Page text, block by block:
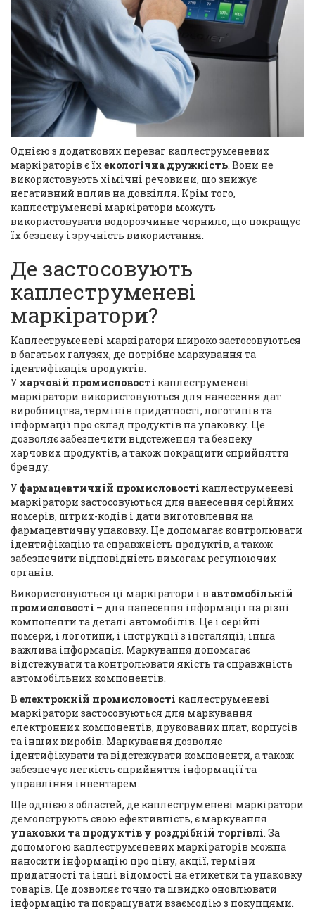
Однією з додаткових переваг каплеструменевих
маркіраторів є їх екологічна дружність. Вони не
використовують хімічні речовини, що знижує
негативний вплив на довкілля. Крім того,
каплеструменеві маркіратори можуть
використовувати водорозчинне чорнило, що покращує
їх безпеку і зручність використання.
Де застосовують
каплеструменеві
маркіратори?
Каплеструменеві маркіратори широко застосовуються
в багатьох галузях, де потрібне маркування та
ідентифікація продуктів.
У харчовій промисловості каплеструменеві
маркіратори використовуються для нанесення дат
виробництва, термінів придатності, логотипів та
інформації про склад продуктів на упаковку. Це
дозволяє забезпечити відстеження та безпеку
харчових продуктів, а також покращити сприйняття
бренду.
У фармацевтичній промисловості каплеструменеві
маркіратори застосовуються для нанесення серійних
номерів, штрих-кодів і дати виготовлення на
фармацевтичну упаковку. Це допомагає контролювати
ідентифікацію та справжність продуктів, а також
забезпечити відповідність вимогам регулюючих
органів.
Використовуються ці маркіратори і в автомобільній
промисловості – для нанесення інформації на різні
компоненти та деталі автомобілів. Це і серійні
номери, і логотипи, і інструкції з інсталяції, інша
важлива інформація. Маркування допомагає
відстежувати та контролювати якість та справжність
автомобільних компонентів.
В електронній промисловості каплеструменеві
маркіратори застосовуються для маркування
електронних компонентів, друкованих плат, корпусів
та інших виробів. Маркування дозволяє
ідентифікувати та відстежувати компоненти, а також
забезпечує легкість сприйняття інформації та
управління інвентарем.
Ще однією з областей, де каплеструменеві маркіратори
демонструють свою ефективність, є маркування
упаковки та продуктів у роздрібній торгівлі. За
допомогою каплеструменевих маркіраторів можна
наносити інформацію про ціну, акції, терміни
придатності та інші відомості на етикетки та упаковку
товарів. Це дозволяє точно та швидко оновлювати
інформацію та покращувати взаємодію з покупцями.